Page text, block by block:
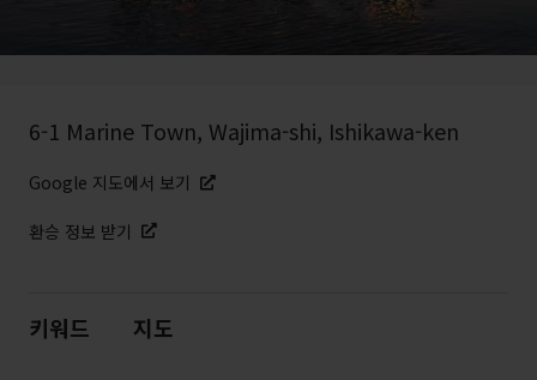
6-1 Marine Town, Wajima-shi, Ishikawa-ken
Google 지도에서 보기
환승 정보 받기
키워드 지도